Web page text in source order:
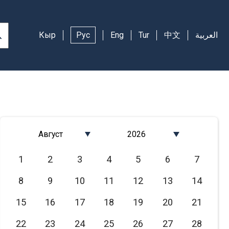
Кыр Рус Eng Tur 中文 العربية
Август
Март
Апрель
2026
2024
2023
1 2 3 4 5 6
7
8
9 10 11 12 13
14
15
16 17 18 19 20
21
22
23 24 25 26 27
28